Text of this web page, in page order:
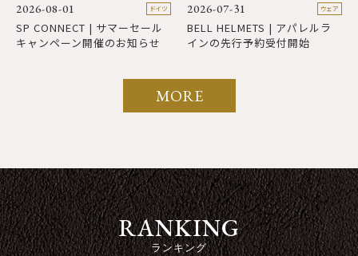
2026-08-01 ドイツ
SP CONNECT | サマーセール
キャンペーン開催のお知らせ
2026-07-31 ウェア
BELL HELMETS | アパレルラ
インの先行予約受付開始
MORE
RANKING
ランキング